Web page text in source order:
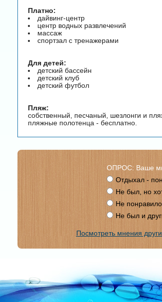
Платно:
дайвинг-центр
центр водных развлечений
массаж
спортзал с тренажерами
Для детей:
детский бассейн
детский клуб
детский футбол
Пляж:
собственный, песчаный, шезлонги и
пляжные полотенца - бесплатно.
ОПРОС: Ваше
Отдыхал -
Не был, но
Не
Не был и
Посмотреть мнения